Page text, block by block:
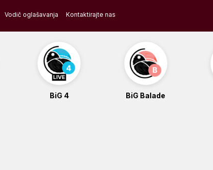
Vodič oglašavanja Kontaktirajte nas
BiG 4 BiG Balade